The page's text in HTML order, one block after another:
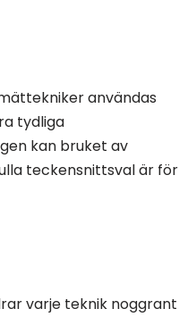
användas
tydliga
kan bruket av
teckensnittsval är för
varje teknik noggrant